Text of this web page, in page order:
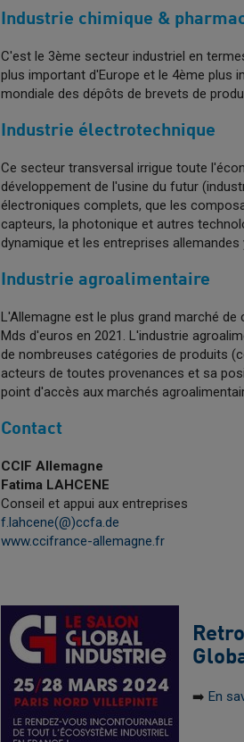
Industrie chimique &
C'est le 3ème secteur industriel en
plus important d'Europe et le 4ème plus
mondiale des dépôts de brevets de
Industrie électrotechnique
Ce secteur transversal irrigue toute
développement de l'usine du futur
électroniques complets, que les
capteurs, la photonique et autres
dynamique et les entreprises
Industrie agroalimentaire
L'Allemagne est le plus grand marché
Mds d'euros en 2021. L'industrie
de nombreuses catégories de produits
acteurs de toutes provenances et sa
point d'accès aux marchés
Contact
CCIF Allemagne
Fatima LAHCENE
Conseil et appui aux entreprises
f.lahcene(@)ccfa.de
www.ccifrance-allemagne.fr
➡️​ En